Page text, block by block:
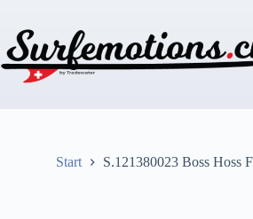
springen
Start S.121380023 Boss Hoss